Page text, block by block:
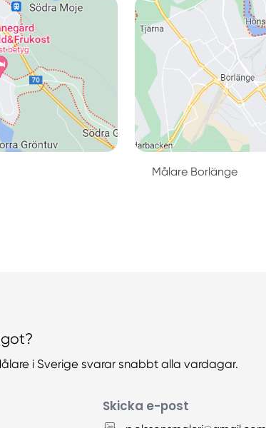
Målare Borlänge
i Sverige svarar snabbt alla vardagar.
Skicka e-post